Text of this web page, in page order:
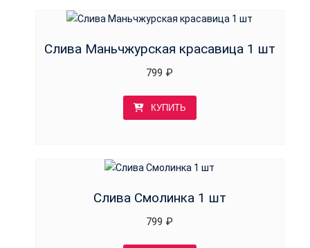
Слива Маньчжурская красавица 1 шт
799 ₽
КУПИТЬ
Слива Смолинка 1 шт
799 ₽